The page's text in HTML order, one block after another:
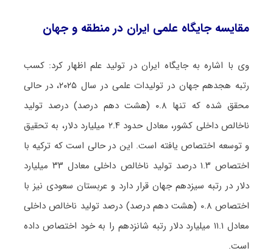
مقایسه جایگاه علمی ایران در منطقه و جهان
وی با اشاره به جایگاه ایران در تولید علم اظهار کرد: کسب
رتبه هجدهم جهان در تولیدات علمی در سال ۲۰۲۵، در حالی
محقق شده که تنها ۰.۸ (هشت دهم درصد) درصد تولید
ناخالص داخلی کشور، معادل حدود ۲.۴ میلیارد دلار، به تحقیق
و توسعه اختصاص یافته است. این در حالی است که ترکیه با
اختصاص ۱.۳ درصد تولید ناخالص داخلی معادل ۳۳ میلیارد
دلار در رتبه سیزدهم جهان قرار دارد و عربستان سعودی نیز با
اختصاص ۰.۸ (هشت دهم درصد) درصد تولید ناخالص داخلی
معادل ۱۱.۱ میلیارد دلار رتبه شانزدهم را به خود اختصاص داده
است.